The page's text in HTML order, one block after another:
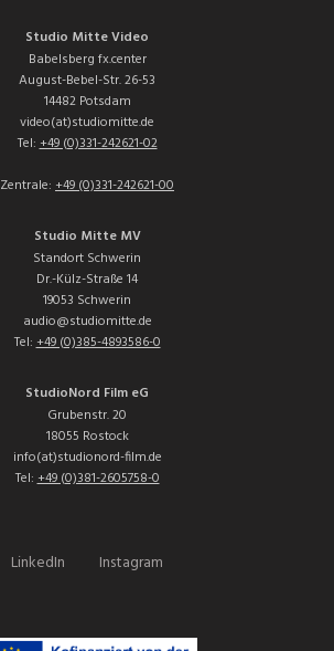
Studio Mitte Video
Babelsberg fx.center
August-Bebel-Str. 26-53
14482 Potsdam
video(at)studiomitte.de
Tel:+49 (0)331-242621-02
Zentrale: +49 (0)331-242621-00
Studio Mitte MV
Standort Schwerin
Dr.-Külz-Straße 14
19053 Schwerin
audio@studiomitte.de
Tel:+49 (0)385-4893586-0
StudioNord Film eG
Grubenstr. 20
18055 Rostock
info(at)studionord-film.de
Tel:+49 (0)381-2605758-0
LinkedIn Instagram